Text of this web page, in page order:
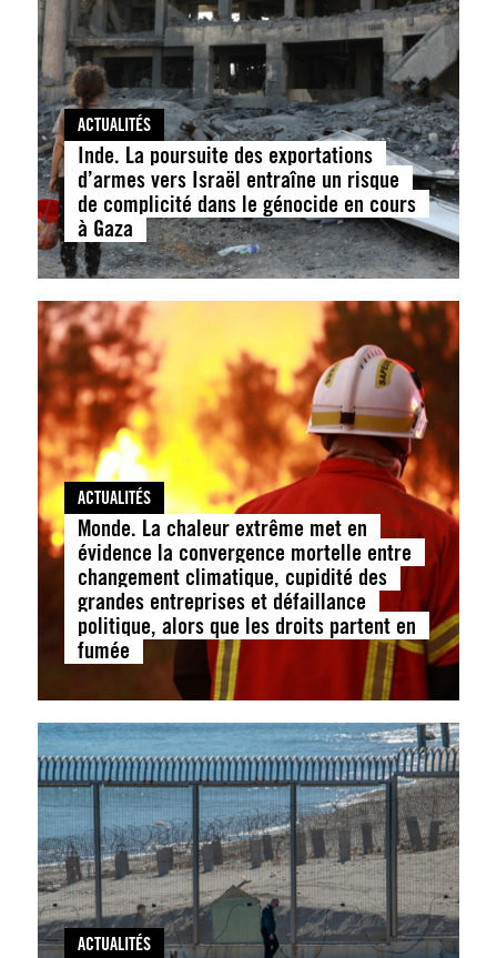
ACTUALITÉS
Inde. La poursuite des exportations
d’armes vers Israël entraîne un risque
de complicité dans le génocide en cours
à Gaza
ACTUALITÉS
Monde. La chaleur extrême met en
évidence la convergence mortelle entre
changement climatique, cupidité des
grandes entreprises et défaillance
politique, alors que les droits partent en
fumée
ACTUALITÉS